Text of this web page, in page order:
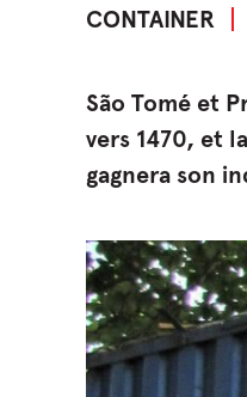
CONTAINER
São Tomé et
vers 1470, et
gagnera son